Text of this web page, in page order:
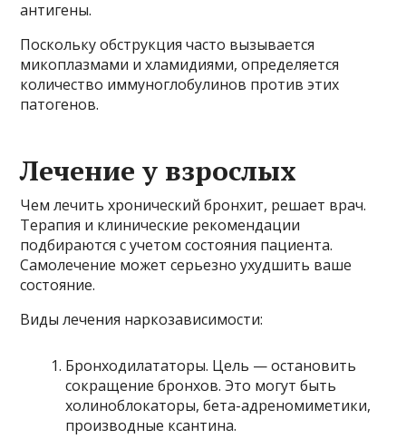
антигены.
Поскольку обструкция часто вызывается
микоплазмами и хламидиями, определяется
количество иммуноглобулинов против этих
патогенов.
Лечение у взрослых
Чем лечить хронический бронхит, решает врач.
Терапия и клинические рекомендации
подбираются с учетом состояния пациента.
Самолечение может серьезно ухудшить ваше
состояние.
Виды лечения наркозависимости:
Бронходилататоры. Цель — остановить
сокращение бронхов. Это могут быть
холиноблокаторы, бета-адреномиметики,
производные ксантина.